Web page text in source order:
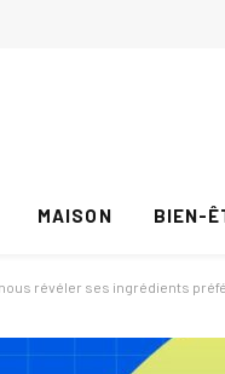
MAISON BIEN-
révéler ses ingrédients